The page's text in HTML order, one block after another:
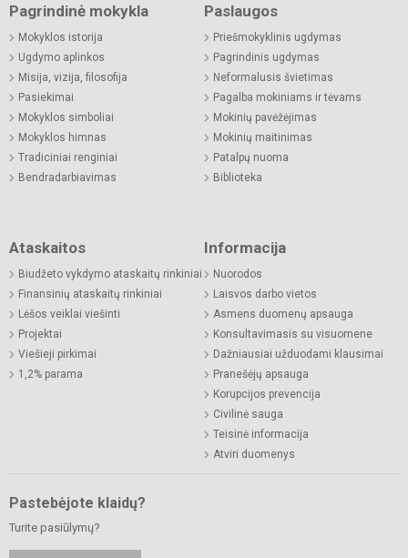
Pagrindinė mokykla
Mokyklos istorija
Ugdymo aplinkos
Misija, vizija, filosofija
Pasiekimai
Mokyklos simboliai
Mokyklos himnas
Tradiciniai renginiai
Bendradarbiavimas
Paslaugos
Priešmokyklinis ugdymas
Pagrindinis ugdymas
Neformalusis švietimas
Pagalba mokiniams ir tėvams
Mokinių pavėžėjimas
Mokinių maitinimas
Patalpų nuoma
Biblioteka
Ataskaitos
Biudžeto vykdymo ataskaitų rinkiniai
Finansinių ataskaitų rinkiniai
Lėšos veiklai viešinti
Projektai
Viešieji pirkimai
1,2% parama
Informacija
Nuorodos
Laisvos darbo vietos
Asmens duomenų apsauga
Konsultavimasis su visuomene
Dažniausiai užduodami klausimai
Pranešėjų apsauga
Korupcijos prevencija
Civilinė sauga
Teisinė informacija
Atviri duomenys
Pastebėjote klaidų?
Turite pasiūlymų?